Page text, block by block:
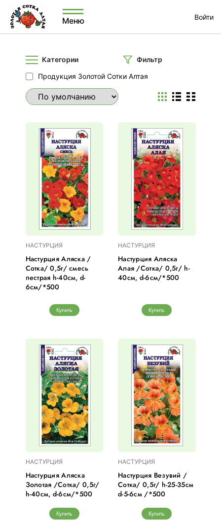
Меню Войти
Категории
Фильтр
Продукция Золотой Сотки Алтая
НАСТУРЦИЯ
Настурция Аляска /
Сотка/ 0,5г/ смесь
пестрая h-40см, d-
6см/*500
Купить
НАСТУРЦИЯ
Настурция Аляска
Алая /Сотка/ 0,5г/ h-
40см, d-6см/*500
Купить
НАСТУРЦИЯ
Настурция Аляска
Золотая /Сотка/ 0,5г/
h-40см, d-6см/*500
Купить
НАСТУРЦИЯ
Настурция Везувий /
Сотка/ 0,5г/ h-25-35см
d-5-6см /*500
Купить